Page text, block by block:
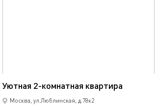
Уютная 2-комнатная квартира
Москва, ул.Люблинская, д.78к2